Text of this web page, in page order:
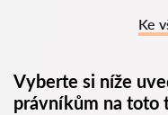
Ke
Vyberte si níže
právníkům na toto